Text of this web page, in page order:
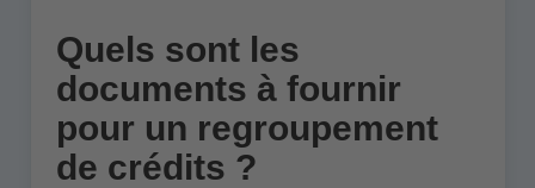
Quels sont les
documents à fournir
pour un regroupement
de crédits ?